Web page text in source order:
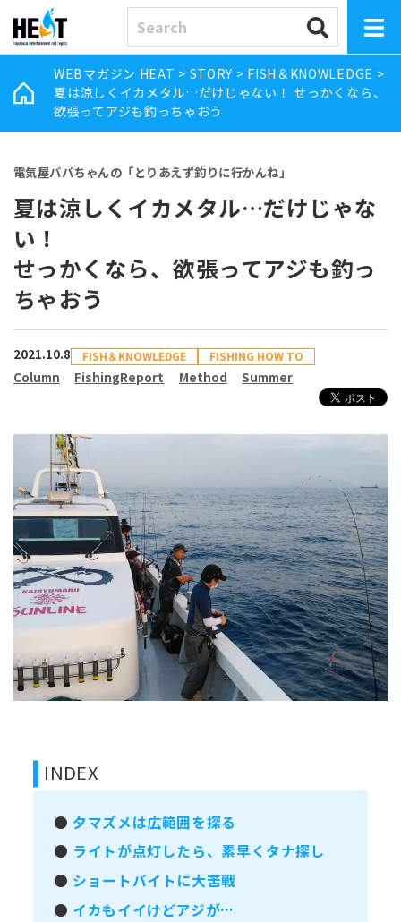
WEBマガジン HEAT > STORY > FISH＆KNOWLEDGE >
夏は涼しくイカメタル…だけじゃない！ せっかくなら、
欲張ってアジも釣っちゃおう
電気屋ババちゃんの「とりあえず釣りに行かんね」
夏は涼しくイカメタル…だけじゃな
い！
せっかくなら、欲張ってアジも釣っ
ちゃおう
2021.10.8 FISH＆KNOWLEDGE FISHING HOW TO
Column FishingReport Method Summer
INDEX
● 夕マズメは広範囲を探る
● ライトが点灯したら、素早くタナ探し
● ショートバイトに大苦戦
● イカもイイけどアジが…